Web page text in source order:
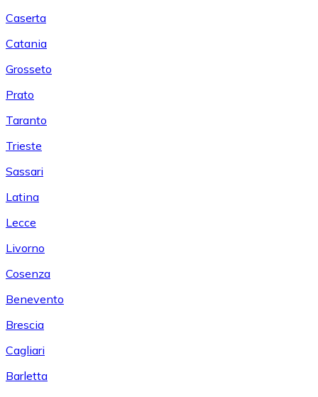
Caserta
Catania
Grosseto
Prato
Taranto
Trieste
Sassari
Latina
Lecce
Livorno
Cosenza
Benevento
Brescia
Cagliari
Barletta